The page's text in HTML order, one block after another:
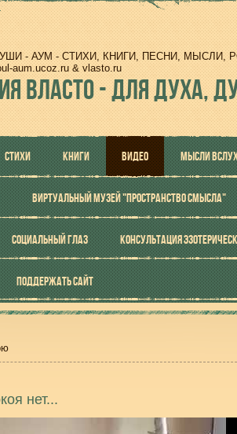
- АУМ - СТИХИ, КНИГИ, ПЕСНИ, МЫСЛИ,
aum.ucoz.ru & vlasto.ru
ВЛАСТО - ДЛЯ ДУХА,
СТИХИ КНИГИ ВИДЕО МЫСЛИ
ВИРТУАЛЬНЫЙ МУЗЕЙ "ПРОСТРАНСТВО СМЫСЛА"
СОЦИАЛЬНЫЙ ГЛАЗ КОНСУЛЬТАЦИЯ
ПОДДЕРЖАТЬ САЙТ
нет...